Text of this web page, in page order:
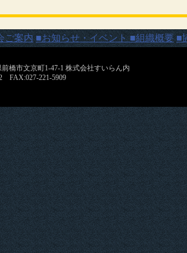
ご案内 ■お知らせ・イベント■組織概要 ■
前橋市文京町1-47-1 株式会社すいらん内
FAX:027-221-5909